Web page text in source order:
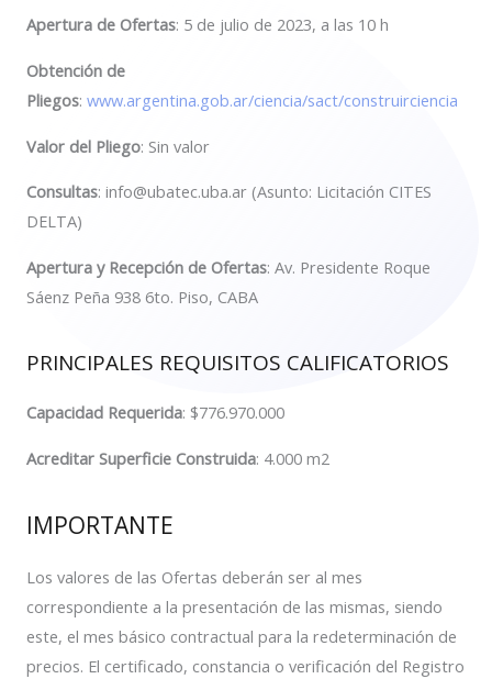
Apertura de Ofertas: 5 de julio de 2023, a las 10 h
Obtención de
Pliegos: www.argentina.gob.ar/ciencia/sact/construirciencia
Valor del Pliego: Sin valor
Consultas: info@ubatec.uba.ar (Asunto: Licitación CITES
DELTA)
Apertura y Recepción de Ofertas: Av. Presidente Roque
Sáenz Peña 938 6to. Piso, CABA
PRINCIPALES REQUISITOS CALIFICATORIOS
Capacidad Requerida: $776.970.000
Acreditar Superficie Construida: 4.000 m2
IMPORTANTE
Los valores de las Ofertas deberán ser al mes
correspondiente a la presentación de las mismas, siendo
este, el mes básico contractual para la redeterminación de
precios. El certificado, constancia o verificación del Registro